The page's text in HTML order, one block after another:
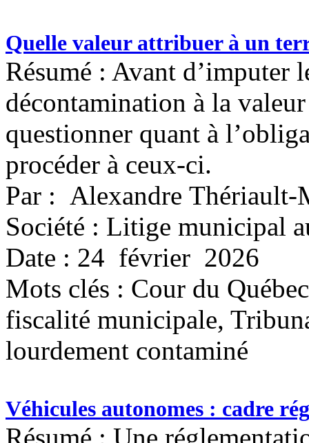
Quelle valeur attribuer à un
Résumé : Avant d’imputer
décontamination à la
questionner quant à
procéder à ceux-ci.
Par : Alexandre Thériault-
Société : Litige municipal
Date : 24 février 2026
Mots clés : Cour du
fiscalité municipale,
lourdement contaminé
Véhicules autonomes : cadre
Résumé : Une